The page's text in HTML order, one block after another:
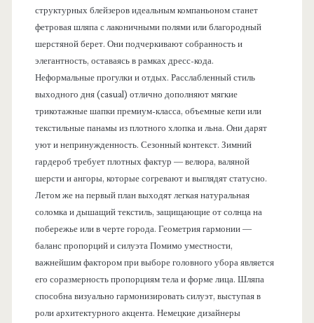
структурных блейзеров идеальным компаньоном станет
фетровая шляпа с лаконичными полями или благородный
шерстяной берет. Они подчеркивают собранность и
элегантность, оставаясь в рамках дресс-кода.
Неформальные прогулки и отдых. Расслабленный стиль
выходного дня (casual) отлично дополняют мягкие
трикотажные шапки премиум-класса, объемные кепи или
текстильные панамы из плотного хлопка и льна. Они дарят
уют и непринужденность. Сезонный контекст. Зимний
гардероб требует плотных фактур — велюра, валяной
шерсти и ангоры, которые согревают и выглядят статусно.
Летом же на первый план выходят легкая натуральная
соломка и дышащий текстиль, защищающие от солнца на
побережье или в черте города. Геометрия гармонии —
баланс пропорций и силуэта Помимо уместности,
важнейшим фактором при выборе головного убора является
его соразмерность пропорциям тела и форме лица. Шляпа
способна визуально гармонизировать силуэт, выступая в
роли архитектурного акцента. Немецкие дизайнеры